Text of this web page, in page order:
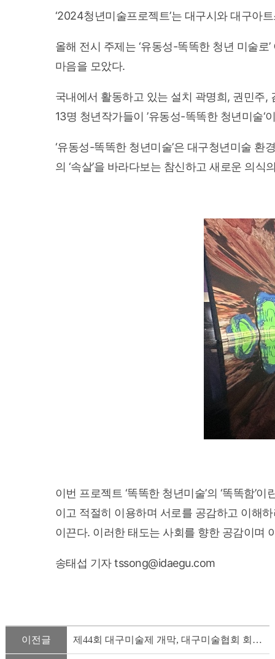
‘2024청년미술프로젝트’는 대구시와 대구아
올해 전시 주제는 ‘유동성-똑똑한 청년 미술
마음을 모았다.
국내에서 활동하고 있는 설치 곽명희, 권민주
13명 청년작가들이 ’유동성-똑똑한 청년미술‘
‘유동성-똑똑한 청년미술’은 대구청년미술
의 ‘속살’을 바라다보는 참신하고 새로운 의
이번 프로젝트 ‘똑똑한 청년미술’의 ‘똑똑함’
이고 적절히 이용하며 서로를 공감하고 이해
이끈다. 이러한 태도는 사회를 향한 공감이며
송태섭 기자 tssong@idaegu.com
이전글 제44회 대구미술제 개막, 대구미술협회 회원 작품 370여점 전시